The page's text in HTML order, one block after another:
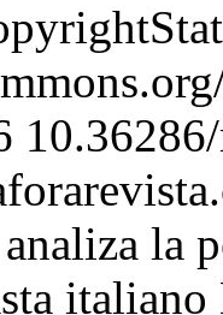
analiza la